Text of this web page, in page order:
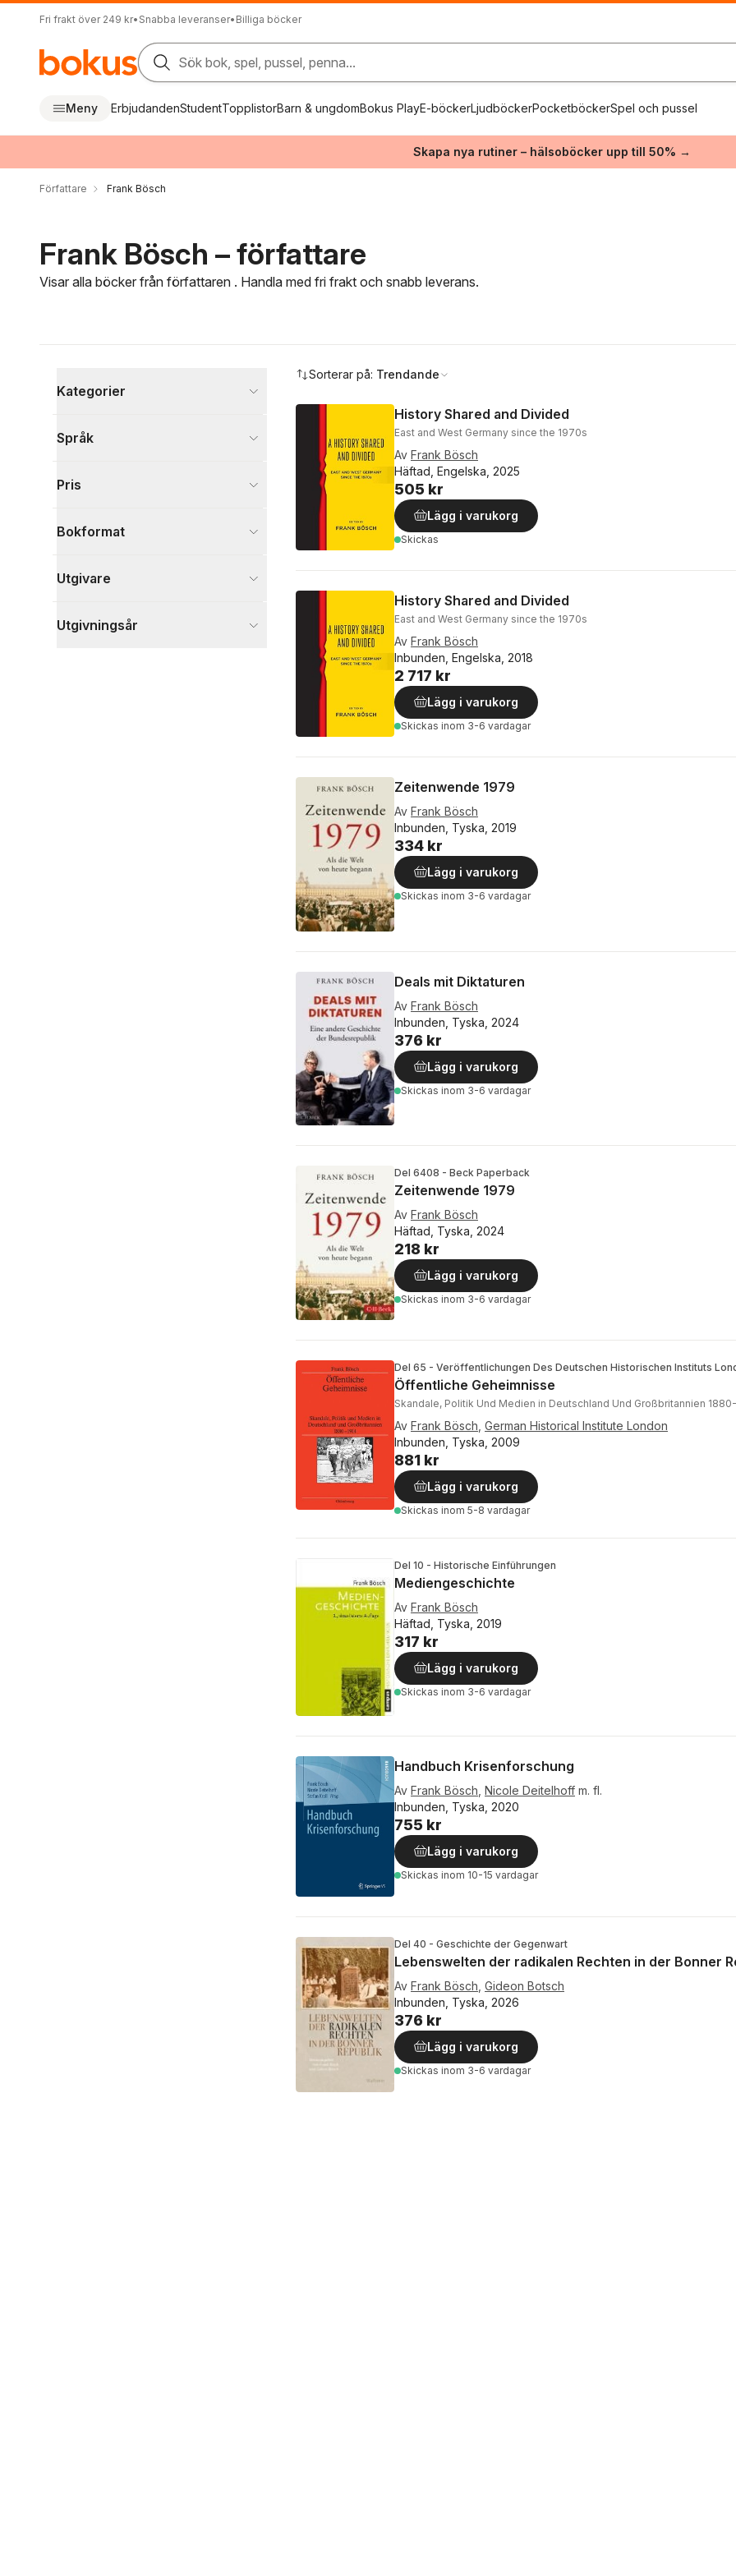
Fri frakt över 249 kr• Snabba leveranser• Billiga böcker
Sök bok, spel, pussel, penna...
Meny ErbjudandenStudentTopplistorBarn & ungdomBokus PlayE-böckerLjudböckerPocketböckerSpel och pussel
Skapa nya rutiner – hälsoböcker upp till 50% →
Författare Frank Bösch
Frank Bösch – författare
Visar alla böcker från författaren . Handla med fri frakt och snabb leverans.
Kategorier
Ekonomi och Ledarskap
1
Språk
Pris
Bokformat
Utgivare
Utgivningsår
Sorterar på: Trendande
History Shared and Divided
East and West Germany since the 1970s
Av Frank Bösch
Häftad, Engelska, 2025
505 kr
Lägg i varukorg
Skickas
History Shared and Divided
East and West Germany since the 1970s
Av Frank Bösch
Inbunden, Engelska, 2018
2 717 kr
Lägg i varukorg
Skickas inom 3-6 vardagar
Zeitenwende 1979
Av Frank Bösch
Inbunden, Tyska, 2019
334 kr
Lägg i varukorg
Skickas inom 3-6 vardagar
Deals mit Diktaturen
Av Frank Bösch
Inbunden, Tyska, 2024
376 kr
Lägg i varukorg
Skickas inom 3-6 vardagar
Del 6408 - Beck Paperback
Zeitenwende 1979
Av Frank Bösch
Häftad, Tyska, 2024
218 kr
Lägg i varukorg
Skickas inom 3-6 vardagar
Del 65 - Veröffentlichungen Des Deutschen Historischen Instituts
Öffentliche Geheimnisse
Skandale, Politik Und Medien in Deutschland Und Großbritannien 1880-
Av Frank Bösch German Historical Institute London
Inbunden, Tyska, 2009
881 kr
Lägg i varukorg
Skickas inom 5-8 vardagar
Del 10 - Historische Einführungen
Mediengeschichte
Av Frank Bösch
Häftad, Tyska, 2019
317 kr
Lägg i varukorg
Skickas inom 3-6 vardagar
Handbuch Krisenforschung
Av Frank Bösch Nicole Deitelhoff m. fl.
Inbunden, Tyska, 2020
755 kr
Lägg i varukorg
Skickas inom 10-15 vardagar
Del 40 - Geschichte der Gegenwart
Lebenswelten der radikalen Rechten in der Bonner
Av Frank Bösch Gideon Botsch
Inbunden, Tyska, 2026
376 kr
Lägg i varukorg
Skickas inom 3-6 vardagar